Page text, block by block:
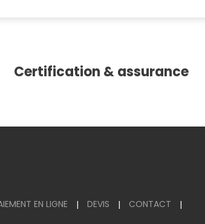
Certification & assurance
EN LIGNE | DEVIS | CONTACT
|